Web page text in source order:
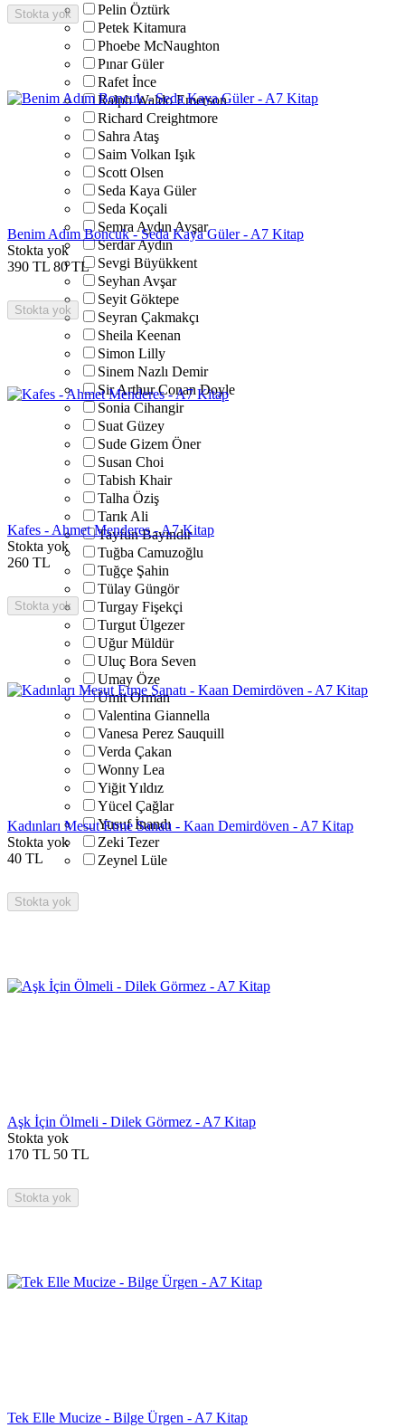
Pelin Öztürk
Petek Kitamura
Phoebe McNaughton
Pınar Güler
Rafet İnce
Ralph Waldo Emerson
Richard Creightmore
Sahra Ataş
Saim Volkan Işık
Scott Olsen
Seda Kaya Güler
Seda Koçali
Semra Aydın Avşar
Serdar Aydın
Sevgi Büyükkent
Seyhan Avşar
Seyit Göktepe
Seyran Çakmakçı
Sheila Keenan
Simon Lilly
Sinem Nazlı Demir
Sir Arthur Conan Doyle
Sonia Cihangir
Suat Güzey
Sude Gizem Öner
Susan Choi
Tabish Khair
Talha Öziş
Tarık Ali
Tayfun Bayındır
Tuğba Camuzoğlu
Tuğçe Şahin
Tülay Güngör
Turgay Fişekçi
Turgut Ülgezer
Uğur Müldür
Uluç Bora Seven
Umay Öze
Ümit Orman
Valentina Giannella
Vanesa Perez Sauquill
Verda Çakan
Wonny Lea
Yiğit Yıldız
Yücel Çağlar
Yusuf İnandı
Zeki Tezer
Zeynel Lüle
Stokta yok
Benim Adım Boncuk - Seda Kaya Güler - A7 Kitap
Stokta yok
390 TL 80 TL
Stokta yok
Kafes - Ahmet Menderes - A7 Kitap
Stokta yok
260 TL
Stokta yok
Kadınları Mesut Etme Sanatı - Kaan Demirdöven - A7 Kitap
Stokta yok
40 TL
Stokta yok
Aşk İçin Ölmeli - Dilek Görmez - A7 Kitap
Stokta yok
170 TL 50 TL
Stokta yok
Tek Elle Mucize - Bilge Ürgen - A7 Kitap